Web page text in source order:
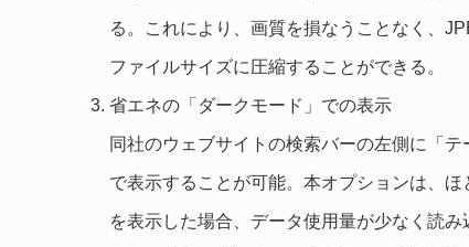
る。これにより、画質を損なうことなく、
ファイルサイズに圧縮することができる。
省エネの「ダークモード」での表示
同社のウェブサイトの検索バーの左側に「
で表示することが可能。本オプションは、
を表示した場合、データ使用量が少なく読